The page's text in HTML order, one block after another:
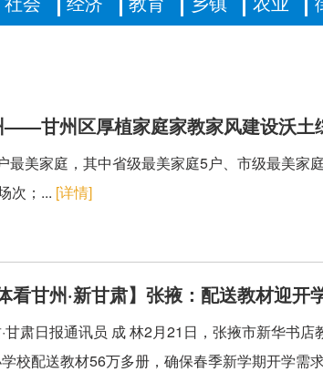
——甘州区厚植家庭家教家风建设沃土
最美家庭，其中省级最美家庭5户、市级最美
次；... [详情]
看甘州·新甘肃】张掖：配送教材迎开
甘肃日报通讯员 成 林2月21日，张掖市新华书
校配送教材56万多册，确保春季新学期开学需